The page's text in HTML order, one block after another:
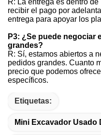
R: La entrega es dentro
recibir el pago por
entrega para apoyar los
P3: ¿Se puede negociar
grandes?
R: Sí, estamos abiertos a
pedidos grandes. Cuanto
precio que podemos
específicos.
Etiquetas:
Mini Excavador Usado